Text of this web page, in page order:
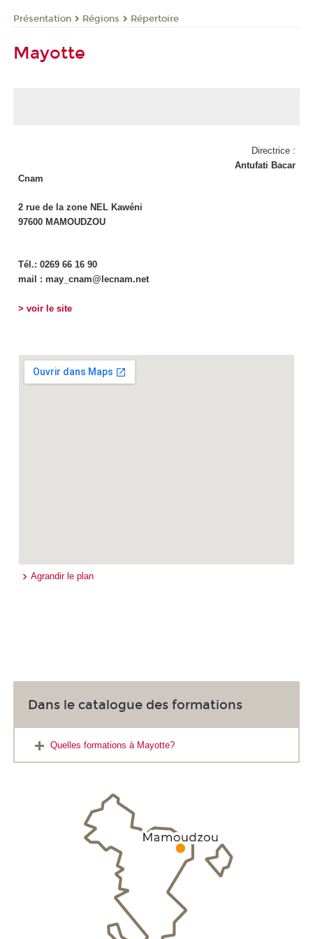
Présentation Régions Répertoire
Mayotte
Cnam
2 rue de la zone NEL Kawéni
97600 MAMOUDZOU
Tél.: 0269 66 16 90
mail : may_cnam@lecnam.net
> voir le site
Directrice :
Antufati Bacar
Agrandir le plan
Dans le catalogue des formations
Quelles formations à Mayotte?